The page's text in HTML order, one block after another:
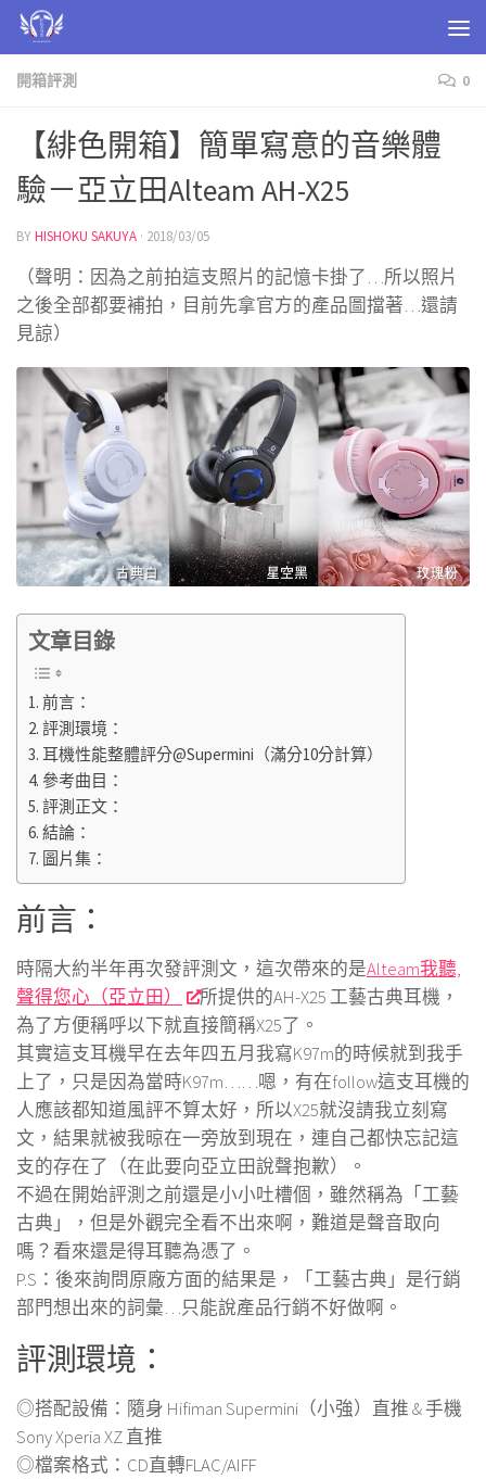
Skip to content
開箱評測 0
【緋色開箱】簡單寫意的音樂體
驗－亞立田Alteam AH-X25
BYHISHOKU SAKUYA · 2018/03/05
（聲明：因為之前拍這支照片的記憶卡掛了…所以照片
之後全部都要補拍，目前先拿官方的產品圖擋著…還請
見諒）
文章目錄
前言：
評測環境：
耳機性能整體評分@Supermini（滿分10分計算）
參考曲目：
評測正文：
結論：
圖片集：
前言：
時隔大約半年再次發評測文，這次帶來的是Alteam我聽,
聲得您心（亞立田）
所提供的AH-X25 工藝古典耳機，
為了方便稱呼以下就直接簡稱X25了。
其實這支耳機早在去年四五月我寫K97m的時候就到我手
上了，只是因為當時K97m……嗯，有在follow這支耳機的
人應該都知道風評不算太好，所以X25就沒請我立刻寫
文，結果就被我晾在一旁放到現在，連自己都快忘記這
支的存在了（在此要向亞立田說聲抱歉）。
不過在開始評測之前還是小小吐槽個，雖然稱為「工藝
古典」，但是外觀完全看不出來啊，難道是聲音取向
嗎？看來還是得耳聽為憑了。
P.S：後來詢問原廠方面的結果是，「工藝古典」是行銷
部門想出來的詞彙…只能說產品行銷不好做啊。
評測環境：
◎搭配設備：隨身 Hifiman Supermini（小強）直推 & 手機
Sony Xperia XZ 直推
◎檔案格式：CD直轉FLAC/AIFF